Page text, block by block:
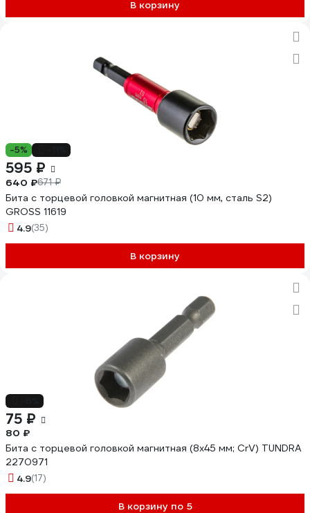
В корзину
-5%
595 ₽
640 ₽671 ₽
Бита с торцевой головкой магнитная (10 мм, сталь S2)
GROSS 11619
4.9(35)
В корзину
75 ₽
80 ₽
Бита с торцевой головкой магнитная (8х45 мм; CrV) TUNDRA
2270971
4.9(17)
В корзину по 5